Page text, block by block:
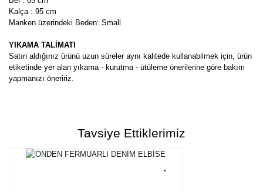
Kalça : 95 cm
Manken üzerindeki Beden: Small
YIKAMA TALİMATI
Satın aldığınız ürünü uzun süreler aynı kalitede kullanabilmek için, ürün
etiketinde yer alan yıkama - kurutma - ütüleme önerilerine göre bakım
yapmanızı öneririz.
tarafımıza iletebilirsiniz.
Görüş ve önerileriniz için teşekkür ederiz.
Ürün resmi kalitesiz, bozuk veya görüntülenemiyor.
Tavsiye Ettiklerimiz